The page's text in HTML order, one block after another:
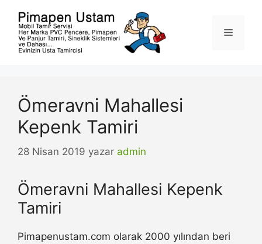
Menü
Ömeravni Mahallesi
Kepenk Tamiri
28 Nisan 2019 yazar admin
Ömeravni Mahallesi Kepenk
Tamiri
Pimapenustam.com olarak 2000 yılından beri